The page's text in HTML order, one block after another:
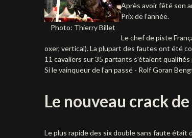
Photo: Thierry Billet
Après avoir fêté son
Prix de l’année.
Le chef de piste
oxer, vertical). La plupart des fautes ont été
11 cavaliers sur 35 partants s'étaient
Si le vainqueur de l'an passé - Rolf Goran
Le nouveau crack
Le plus rapide des six double sans faute était